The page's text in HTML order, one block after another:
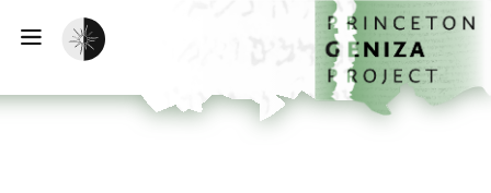
לתוכןהבית
הפעלת מצב כהה